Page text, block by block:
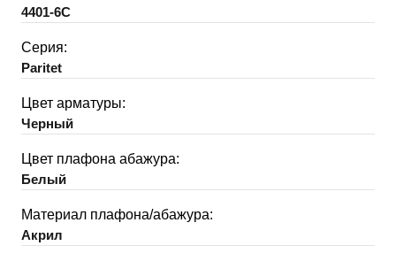
4401-6C
Серия:
Paritet
Цвет арматуры:
Черный
Цвет плафона абажура:
Белый
Материал плафона/абажура:
Акрил